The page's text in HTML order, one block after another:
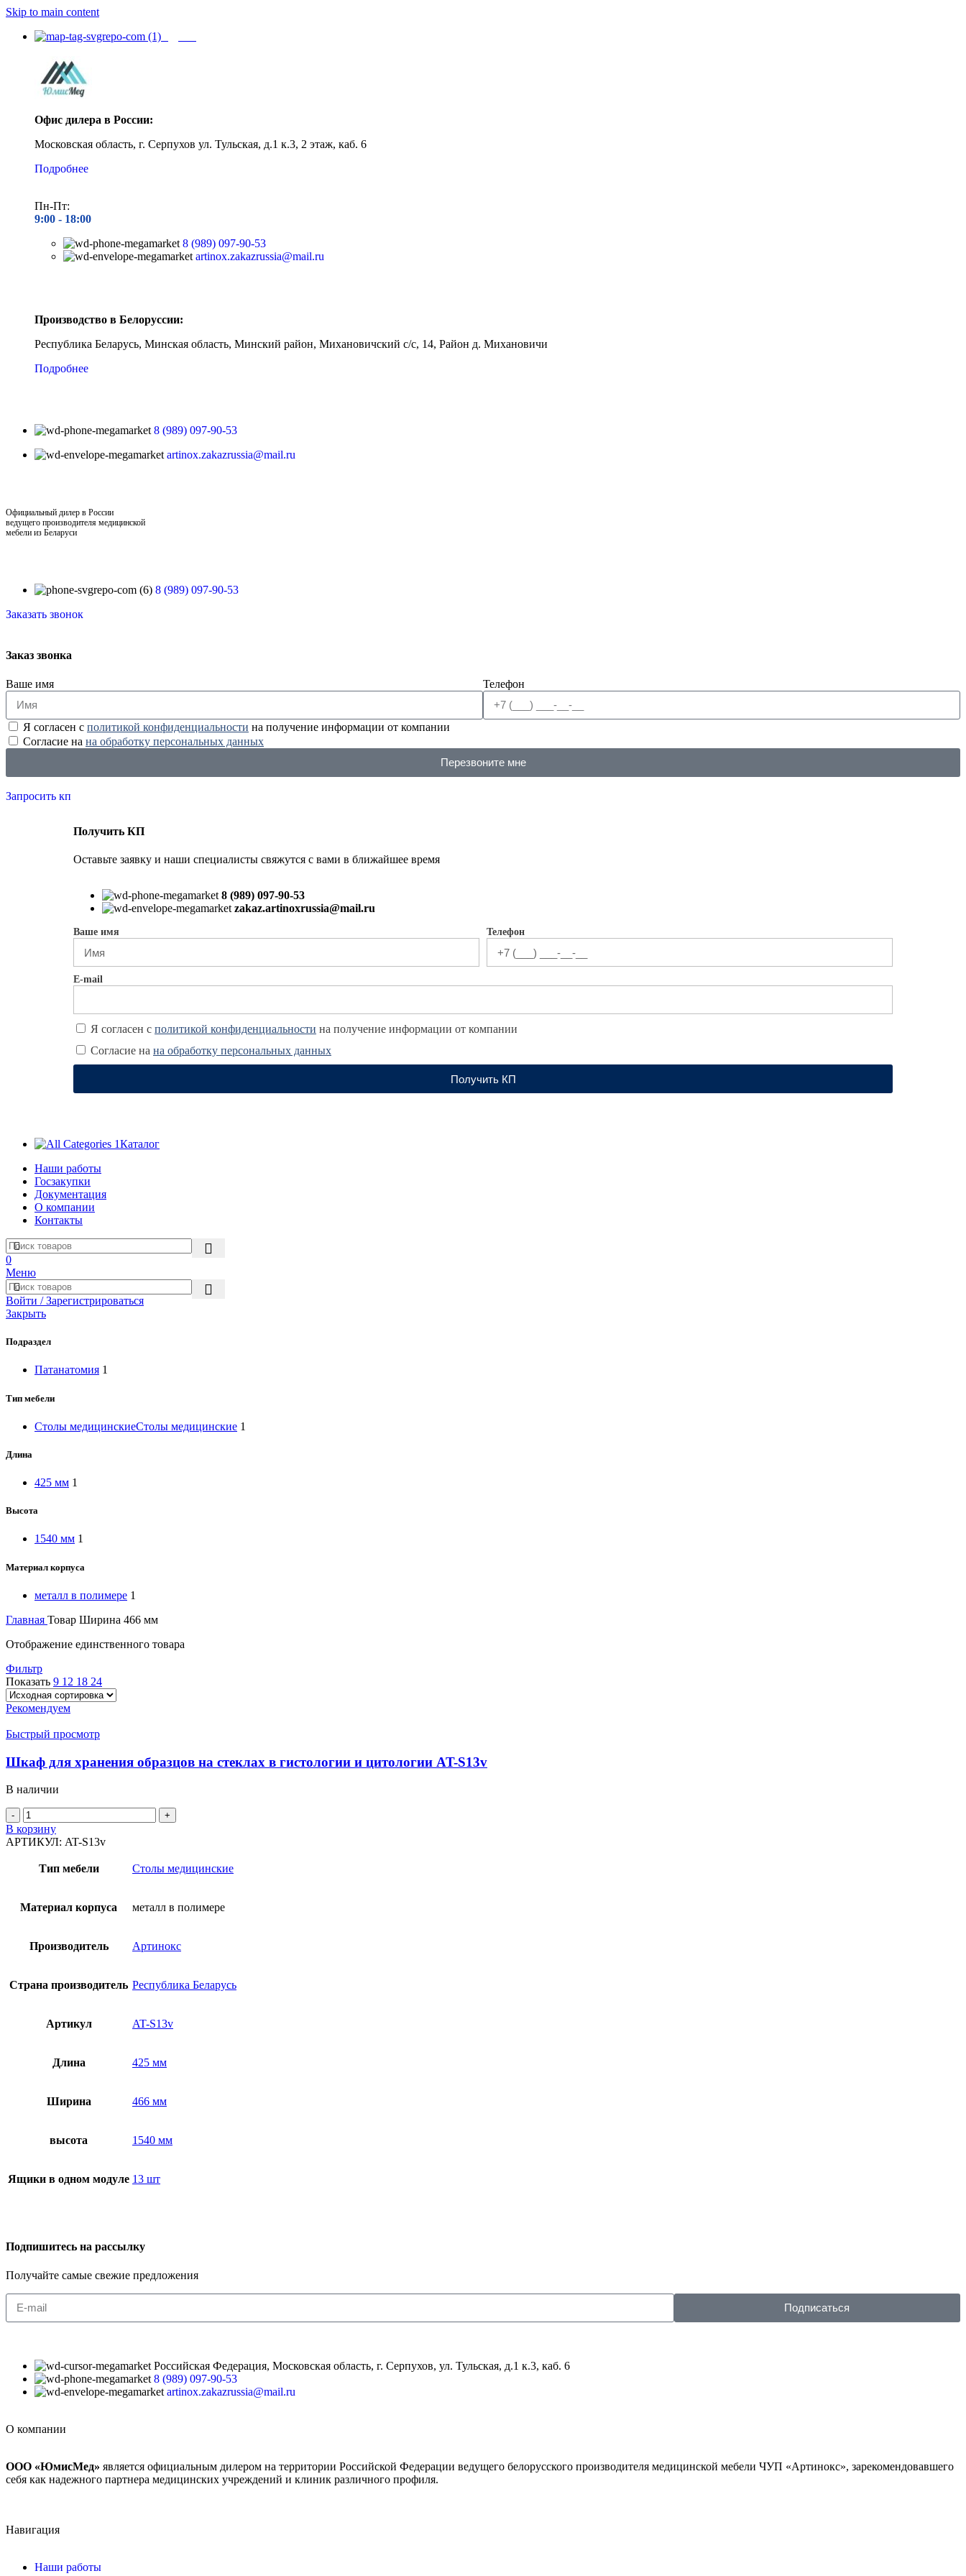
Skip to main content
Офис дилера в России:
Московская область, г. Серпухов ул. Тульская, д.1 к.3, 2 этаж, каб. 6
Подробнее
Пн-Пт:
9:00 - 18:00
8 (989) 097-90-53
artinox.zakazrussia@mail.ru
Производство в Белоруссии:
Республика Беларусь, Минская область, Минский район, Михановичский с/с, 14, Район д. Михановичи
Подробнее
8 (989) 097-90-53
artinox.zakazrussia@mail.ru
Официальный дилер в России
ведущего производителя медицинской
мебели из Беларуси
8 (989) 097-90-53
Заказать звонок
Заказ звонка
Ваше имя Телефон
Я согласен с политикой конфиденциальности на получение информации от компании
Согласие на на обработку персональных данных
Перезвоните мне
Запросить кп
Получить КП
Оставьте заявку и наши специалисты свяжутся с вами в ближайшее время
8 (989) 097-90-53
zakaz.artinoxrussia@mail.ru
Ваше имя Телефон
E-mail
Я согласен с политикой конфиденциальности на получение информации от компании
Согласие на на обработку персональных данных
Получить КП
Каталог
Наши работы
Госзакупки
Документация
О компании
Контакты
0
Меню
Войти / Зарегистрироваться
Закрыть
Подраздел
Патанатомия 1
Тип мебели
Столы медицинскиеСтолы медицинские 1
Длина
425 мм 1
Высота
1540 мм 1
Материал корпуса
металл в полимере 1
Главная Товар Ширина 466 мм
Отображение единственного товара
Фильтр
Показать 9 12 18 24
Рекомендуем
Быстрый просмотр
Шкаф для хранения образцов на стеклах в гистологии и цитологии AT-S13v
В наличии
В корзину
АРТИКУЛ: AT-S13v
Тип мебели Столы медицинские
Материал корпуса металл в полимере
Производитель Артинокс
Страна производитель Республика Беларусь
Артикул AT-S13v
Длина 425 мм
Ширина 466 мм
высота 1540 мм
Ящики в одном модуле 13 шт
Подпишитесь на рассылку
Получайте самые свежие предложения
Подписаться
Российская Федерация, Московская область, г. Серпухов, ул. Тульская, д.1 к.3, каб. 6
8 (989) 097-90-53
artinox.zakazrussia@mail.ru
О компании
ООО «ЮмисМед» является официальным дилером на территории Российской Федерации ведущего белорусского производителя медицинской мебели ЧУП «Артинокс», зарекомендовавшего
себя как надежного партнера медицинских учреждений и клиник различного профиля.
Навигация
Наши работы